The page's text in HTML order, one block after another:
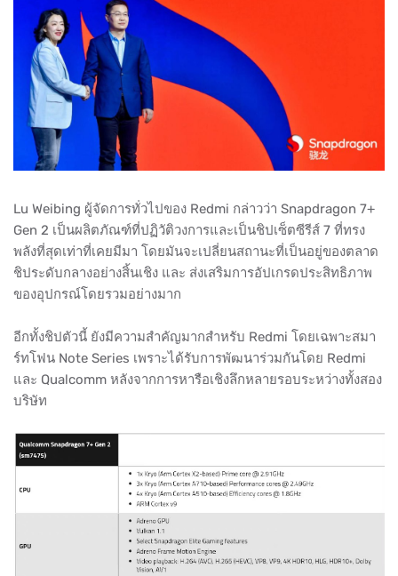
Lu Weibing ผู้จัดการทั่วไปของ Redmi กล่าวว่า Snapdragon 7+
Gen 2 เป็นผลิตภัณฑ์ที่ปฏิวัติวงการและเป็นชิปเซ็ตซีรีส์ 7 ที่ทรง
พลังที่สุดเท่าที่เคยมีมา โดยมันจะเปลี่ยนสถานะที่เป็นอยู่ของตลาด
ชิประดับกลางอย่างสิ้นเชิง และ ส่งเสริมการอัปเกรดประสิทธิภาพ
ของอุปกรณ์โดยรวมอย่างมาก
อีกทั้งชิปตัวนี้ ยังมีความสำคัญมากสำหรับ Redmi โดยเฉพาะสมา
ร์ทโฟน Note Series เพราะได้รับการพัฒนาร่วมกันโดย Redmi
และ Qualcomm หลังจากการหารือเชิงลึกหลายรอบระหว่างทั้งสอง
บริษัท